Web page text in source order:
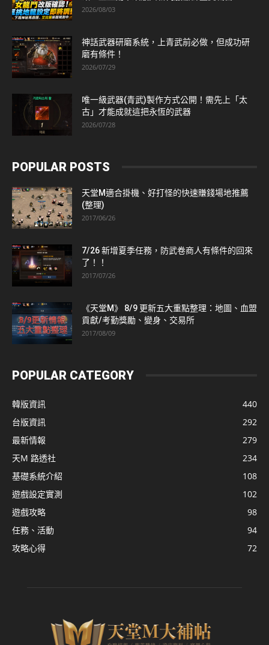
2026/08/03
神話武器研磨系統，上青武前必做，但成功研
磨有條件！
2026/07/29
唯一級武器(青武)製作方式公開！需先上「太
古」才能成就這把永恆的武器
2026/07/28
POPULAR POSTS
天堂M適合掛機、好打怪的快速賺錢場地推薦
(整理)
2017/06/26
7/26 新增夏季任務，防武卷商人有條件的回來
了！！
2017/07/26
《天堂M》 8/9 更新五大重點整理：地圖、血盟
貢獻/考勤獎勵、變身、交易所
2017/08/09
POPULAR CATEGORY
韓版資訊
440
台版資訊
292
最新情報
279
天M 路透社
234
基礎系統介紹
108
遊戲設定實測
102
遊戲攻略
98
任務、活動
94
攻略心得
72